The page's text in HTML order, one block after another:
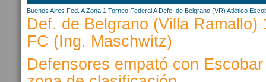
Buenos Aires Fed. A Zona 1 Torneo Federal A Defe. de Belgrano (VR) Atlético
Def. de Belgrano (Villa Ramallo)
FC (Ing. Maschwitz)
Defensores empató con